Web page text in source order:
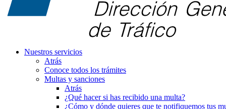
Nuestros servicios
Atrás
Conoce todos los trámites
Multas y sanciones
Atrás
¿Qué hacer si has recibido una multa?
¿Cómo y dónde quieres que te notifiquemos tus